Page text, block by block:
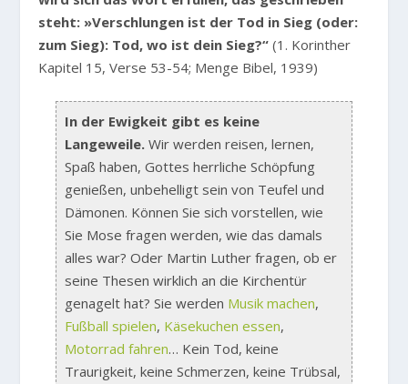
steht: »Verschlungen ist der Tod in Sieg (oder:
zum Sieg): Tod, wo ist dein Sieg?“ (1. Korinther
Kapitel 15, Verse 53-54; Menge Bibel, 1939)
In der Ewigkeit gibt es keine
Langeweile. Wir werden reisen, lernen,
Spaß haben, Gottes herrliche Schöpfung
genießen, unbehelligt sein von Teufel und
Dämonen. Können Sie sich vorstellen, wie
Sie Mose fragen werden, wie das damals
alles war? Oder Martin Luther fragen, ob er
seine Thesen wirklich an die Kirchentür
genagelt hat? Sie werden Musik machen,
Fußball spielen, Käsekuchen essen,
Motorrad fahren… Kein Tod, keine
Traurigkeit, keine Schmerzen, keine Trübsal,